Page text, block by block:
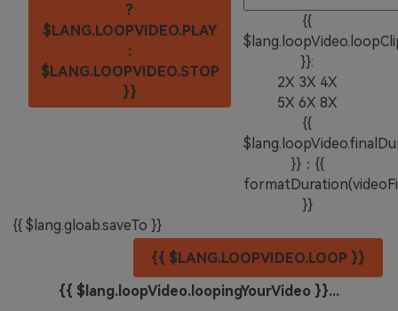
?
$LANG.LOOPVIDEO.PLAY
:
$LANG.LOOPVIDEO.STOP
}}
{{
}}:
2X 3X 4X
5X 6X 8X
{{
}}：{{
}}
{{ $lang.gloab.saveTo }}
{{ $LANG.LOOPVIDEO.LOOP }}
{{ $lang.loopVideo.loopingYourVideo }}...